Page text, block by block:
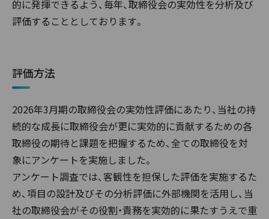
的に発揮できるよう、毎年、取締役会の実効性を分析及び
評価することとしております。
評価方法
2026年3月期の取締役会の実効性評価にあたり、当社の持
続的な成長に取締役会が更に実効的に貢献するための各
取締役の期待と課題を把握するため、全ての取締役を対
象にアンケートを実施しました。
アンケート調査では、客観性を担保した評価を実施するた
め、項目の設計及びその分析評価に外部機関を活用し、当
社の取締役会がその役割・責務を実効的に果たすうえで重